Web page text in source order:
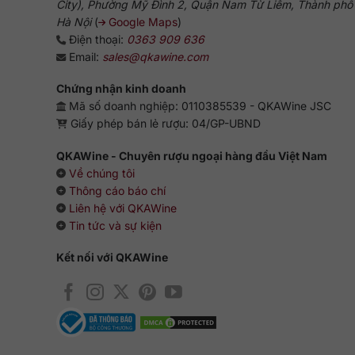
City), Phường Mỹ Đình 2, Quận Nam Từ Liêm, Thành phố
Hà Nội( Google Maps)
Điện thoại: 0363 909 636
Email: sales@qkawine.com
Chứng nhận kinh doanh
Mã số doanh nghiệp: 0110385539 - QKAWine JSC
Giấy phép bán lẻ rượu: 04/GP-UBND
QKAWine - Chuyên rượu ngoại hàng đầu Việt Nam
Về chúng tôi
Thông cáo báo chí
Liên hệ với QKAWine
Tin tức và sự kiện
Kết nối với QKAWine